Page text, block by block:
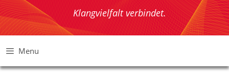
Klangvielfalt verbindet.
Menu